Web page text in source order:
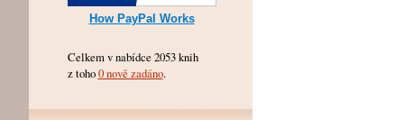
How PayPal Works
Celkem v nabídce 2053 knih
z toho0 nově zadáno.